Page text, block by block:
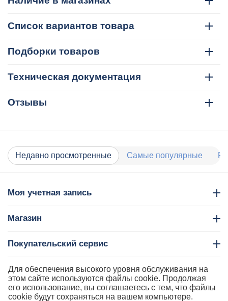
Список вариантов товара
Подборки товаров
Техническая документация
Отзывы
Недавно просмотренные Самые популярные
Моя учетная запись
Магазин
Покупательский сервис
Контакты
Для обеспечения высокого уровня обслуживания на
этом сайте используются файлы cookie. Продолжая
его использование, вы соглашаетесь с тем, что файлы
cookie будут сохраняться на вашем компьютере.